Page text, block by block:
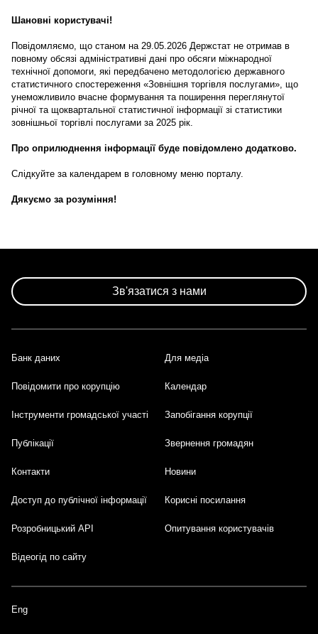
Шановні користувачі!
Повідомляємо, що станом на 29.05.2026 Держстат не отримав в
повному обсязі адміністративні дані про обсяги міжнародної
технічної допомоги, які передбачено методологією державного
статистичного спостереження «Зовнішня торгівля послугами», що
унеможливило вчасне формування та поширення переглянутої
річної та щоквартальної статистичної інформації зі статистики
зовнішньої торгівлі послугами за 2025 рік.
Про оприлюднення інформації буде повідомлено додатково.
Слідкуйте за календарем в головному меню порталу.
Дякуємо за розуміння!
Зв'язатися з нами
Footer
Банк даних Для медіа
Повідомити про корупцію Календар
Інструменти громадської участі Запобігання корупції
Публікації Звернення громадян
Контакти Новини
Доступ до публічної інформації Корисні посилання
Розробницький API Опитування користувачів
Відеогід по сайту
Eng